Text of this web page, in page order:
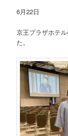
6月22日
京王プラザホテ
た。